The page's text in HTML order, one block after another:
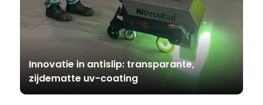
Innovatie in antislip: transparante,
zijdematte uv-coating